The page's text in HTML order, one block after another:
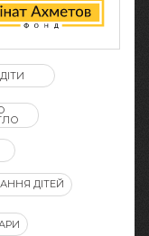
ДІТИ
ДІТЕЙ